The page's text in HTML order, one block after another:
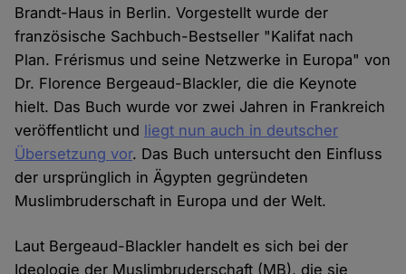
Brandt-Haus in Berlin. Vorgestellt wurde der
französische Sachbuch-Bestseller "Kalifat nach
Plan. Frérismus und seine Netzwerke in Europa" von
Dr. Florence Bergeaud-Blackler, die die Keynote
hielt. Das Buch wurde vor zwei Jahren in Frankreich
veröffentlicht und liegt nun auch in deutscher
Übersetzung vor. Das Buch untersucht den Einfluss
der ursprünglich in Ägypten gegründeten
Muslimbruderschaft in Europa und der Welt.
Laut Bergeaud-Blackler handelt es sich bei der
Ideologie der Muslimbruderschaft (MB), die sie